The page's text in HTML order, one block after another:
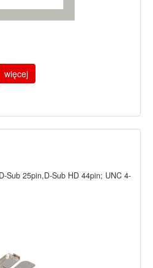
więcej
Sub 25pin,D-Sub HD 44pin; UNC 4-